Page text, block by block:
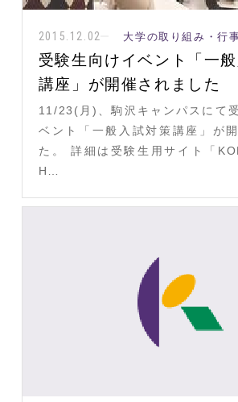
2015.12.02 大学の取り組み・行
受験生向けイベント「一
講座」が開催されました
11/23(月)、駒沢キャンパスにて
ベント「一般入試対策講座」が
た。 詳細は受験生用サイト「
H…